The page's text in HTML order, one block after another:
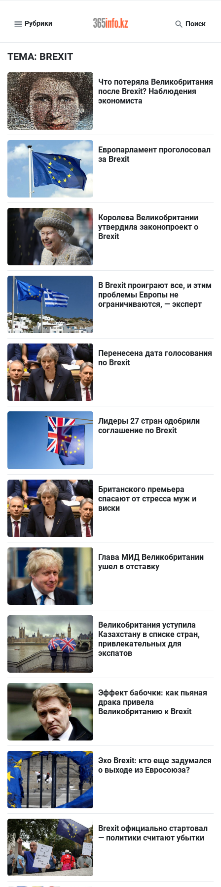
Рубрики Поиск
ТЕМА: BREXIT
Что потеряла Великобритания
после Brexit? Наблюдения
экономиста
Европарламент проголосовал
за Brexit
Королева Великобритании
утвердила законопроект о
Brexit
В Brexit проиграют все, и этим
проблемы Европы не
ограничиваются, — эксперт
Перенесена дата голосования
по Brexit
Лидеры 27 стран одобрили
соглашение по Brexit
Британского премьера
спасают от стресса муж и
виски
Глава МИД Великобритании
ушел в отставку
Великобритания уступила
Казахстану в списке стран,
привлекательных для
экспатов
Эффект бабочки: как пьяная
драка привела
Великобританию к Brexit
Эхо Brexit: кто еще задумался
о выходе из Евросоюза?
Brexit официально стартовал
— политики считают убытки